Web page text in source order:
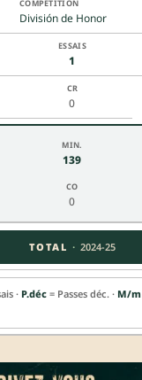
División de Honor
1
0
139
0
TOTAL · 2024-25
·P.déc = Passes déc. · M/m